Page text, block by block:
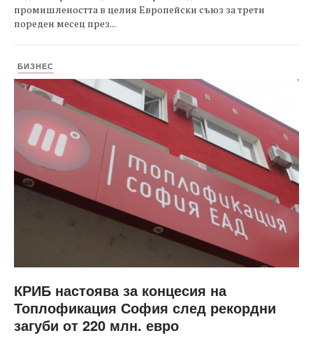
промишлеността в целия Европейски съюз за трети
пореден месец през...
БИЗНЕС
КРИБ настоява за концесия на
Топлофикация София след рекордни
загуби от 220 млн. евро